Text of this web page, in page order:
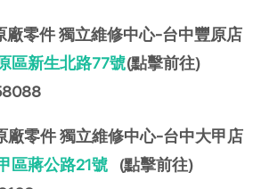
廠零件 獨立維修中心-台中豐原店
區新生北路77號(點擊前往)
廠零件 獨立維修中心-台中大甲店
區蔣公路21號 (點擊前往)